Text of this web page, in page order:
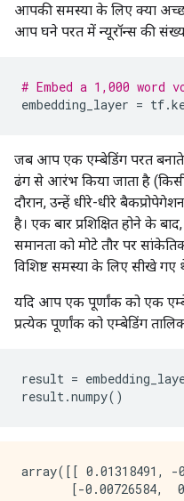
आपकी समस्या के लिए क्या
आप घने परत में न्यूरॉन्स की
# Embed a 1,000 word
embedding_layer = tf.
जब आप एक एम्बेडिंग परत बनाते
ढंग से आरंभ किया जाता है
दौरान, उन्हें धीरे-धीरे
है। एक बार प्रशिक्षित होने के
समानता को मोटे तौर पर
विशिष्ट समस्या के लिए सीखे गए
यदि आप एक पूर्णांक को एक
प्रत्येक पूर्णांक को एम्बेडिंग
result =
result .numpy()
array([[ 0.01318491, -
[-0.00726584,